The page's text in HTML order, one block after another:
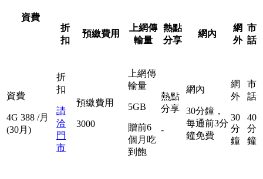
資費
折
扣
預繳費用
上網傳
輸量
熱點
分享
網內
網
外
市
話
資費
4G 388 /月
(30月)
折
扣
請
洽
門
市
預繳費用
3000
上網傳
輸量
5GB
贈前6
個月吃
到飽
熱點
分享
-
網內
30分鐘，
每通前3分
鐘免費
網
外
30
分
鐘
市
話
40
分
鐘